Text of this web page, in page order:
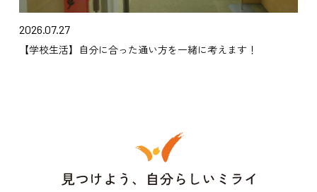
2026.07.27
【学校生活】自分に合った通い方を一緒に考えます！